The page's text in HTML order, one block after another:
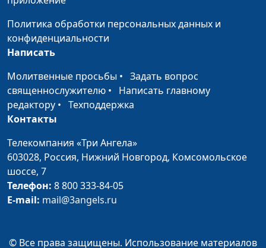
Свет верующего: пути
личного благовестия
священнослужитель
Политика обработки персональных данных и
конфиденциальности
Написать
Молитвенные просьбы • Задать вопрос
священнослужителю • Написать главному
редактору • Техподдержка
Контакты
Телекомпания «Три Ангела»
603028, Россия, Нижний Новгород, Комсомольское
шоссе, 7
Телефон: 8 800 333-84-05
E-mail: mail@3angels.ru
© Все права защищены. Использование материалов